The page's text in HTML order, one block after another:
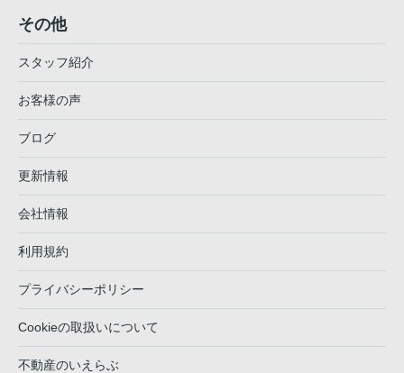
その他
スタッフ紹介
お客様の声
ブログ
更新情報
会社情報
利用規約
プライバシーポリシー
Cookieの取扱いについて
不動産のいえらぶ